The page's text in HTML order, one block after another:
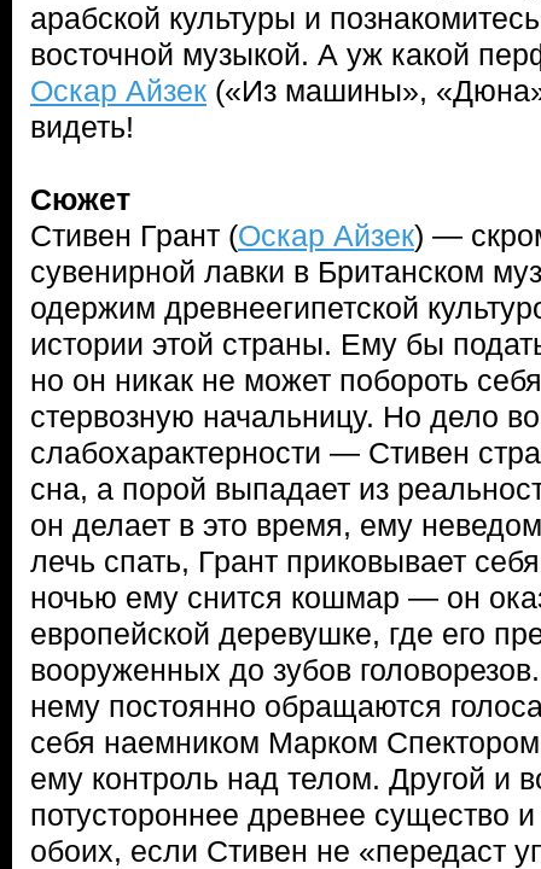
арабской культуры и
восточной музыкой. А уж какой
Оскар Айзек («Из машины»,
видеть!
Сюжет
Стивен Грант (Оскар Айзек) —
сувенирной лавки в Британском
одержим древнеегипетской
истории этой страны. Ему бы
но он никак не может побороть
стервозную начальницу. Но дело
слабохарактерности — Стивен
сна, а порой выпадает из
он делает в это время, ему
лечь спать, Грант приковывает
ночью ему снится кошмар — он
европейской деревушке, где его
вооруженных до зубов
нему постоянно обращаются
себя наемником Марком Спектором
ему контроль над телом. Другой и
потустороннее древнее существо
обоих, если Стивен не «передаст